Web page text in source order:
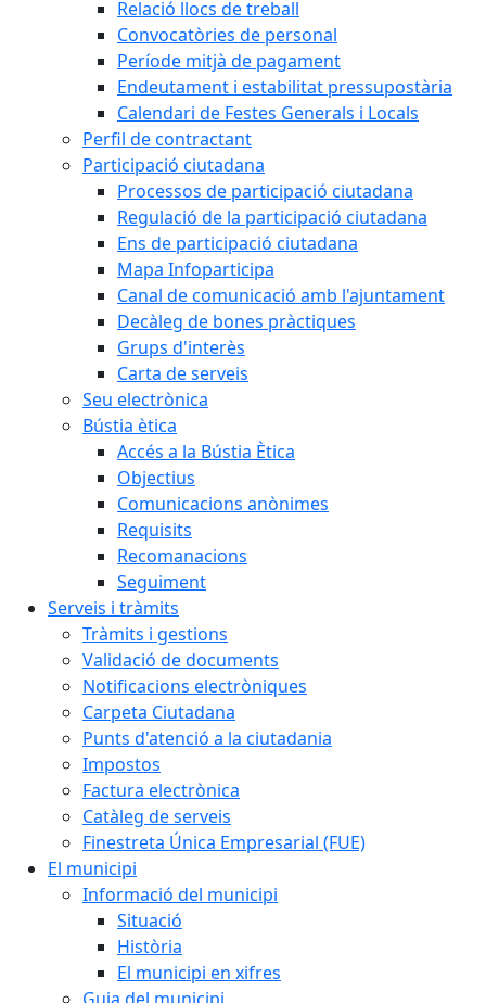
Relació llocs de treball
Convocatòries de personal
Període mitjà de pagament
Endeutament i estabilitat pressupostària
Calendari de Festes Generals i Locals
Perfil de contractant
Participació ciutadana
Processos de participació ciutadana
Regulació de la participació ciutadana
Ens de participació ciutadana
Mapa Infoparticipa
Canal de comunicació amb l'ajuntament
Decàleg de bones pràctiques
Grups d'interès
Carta de serveis
Seu electrònica
Bústia ètica
Accés a la Bústia Ètica
Objectius
Comunicacions anònimes
Requisits
Recomanacions
Seguiment
Serveis i tràmits
Tràmits i gestions
Validació de documents
Notificacions electròniques
Carpeta Ciutadana
Punts d'atenció a la ciutadania
Impostos
Factura electrònica
Catàleg de serveis
Finestreta Única Empresarial (FUE)
El municipi
Informació del municipi
Situació
Història
El municipi en xifres